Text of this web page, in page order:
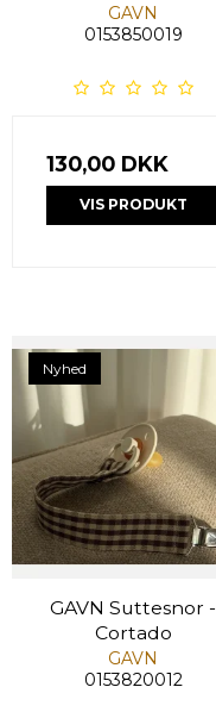
GAVN
0153850019
130,00 DKK
VIS PRODUKT
Nyhed
GAVN Suttesnor -
Cortado
GAVN
0153820012